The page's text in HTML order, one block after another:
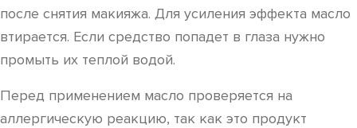
после снятия макияжа. Для усиления эффекта масло
втирается. Если средство попадет в глаза нужно
промыть их теплой водой.
Перед применением масло проверяется на
аллергическую реакцию, так как это продукт